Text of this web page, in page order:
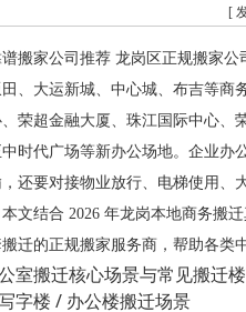
[
搬家公司推荐 龙岗区正规搬家公
、大运新城、中心城、布吉等商
荣超金融大厦、珠江国际中心、
时代广场等新办公场地。企业办
还要对接物业放行、电梯使用、
文结合 2026 年龙岗本地商务搬
迁的正规搬家服务商，帮助各类
室搬迁核心场景与常见搬迁
字楼 / 办公楼搬迁场景